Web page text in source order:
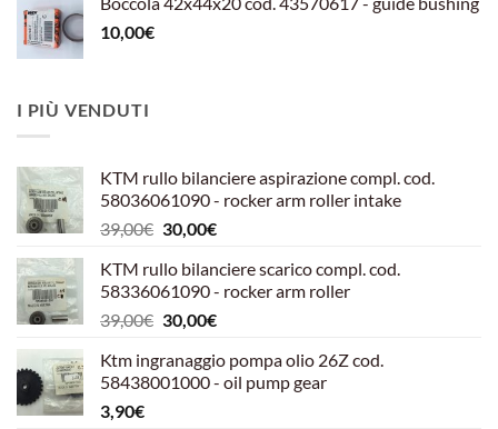
10,00€
I PIÙ VENDUTI
KTM rullo bilanciere aspirazione compl. cod.
58036061090 - rocker arm roller intake
39,00€ Il
originale
era:
39,00€.
30,00€Il
attuale
è:
30,00€.
KTM rullo bilanciere scarico compl. cod.
58336061090 - rocker arm roller
39,00€ Il
originale
era:
30,00€Il
attuale
è:
Ktm ingranaggio pompa olio 26Z cod.
58438001000 - oil pump gear
3,90€